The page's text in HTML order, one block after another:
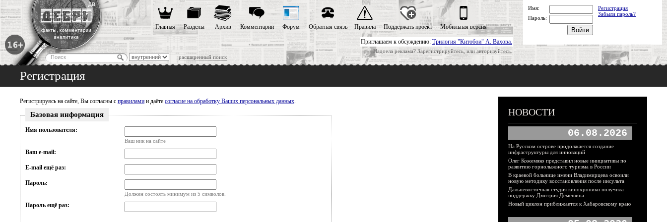
Приглашаем к обсуждению: Трилогия "Китобои" А. Вахова.
Надоела реклама? Зарегистрируйтесь, или авторизуйтесь.
расширенный поиск
Главная Разделы Архив Комментарии Форум Обратная связь Правила Поддержать проект Мобильная версия
Имя:
Регистрация
Забыли пароль?
Пароль:
Регистрация
Регистрируясь на сайте, Вы согласны с правилами и даёте согласие на обработку Ваших персональных данных.
Базовая информация
Имя пользователя:
Ваш ник на сайте
Ваш e-mail:
E-mail ещё раз:
Пароль:
Должен состоять минимум из 5 символов.
Пароль ещё раз:
НОВОСТИ
06.08.2026
На Русском острове продолжается создание
инфраструктуры для инноваций
Олег Кожемяко представил новые инициативы по
развитию горнолыжного туризма в России
В краевой больнице имени Владимирцева освоили
новую методику восстановления после инсульта
Дальневосточная студия кинохроники получила
поддержку Дмитрия Демешина
Новый циклон приближается к Хабаровскому краю